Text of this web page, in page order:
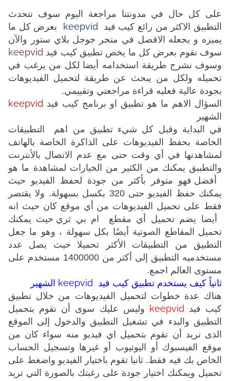
على كل حال في مدونتنا مراجعة اليوم سوف نتحدث
التطبيق الاكثر من رائع كيب فيد
keepvid
بعرض كل ما
يميزه و يجعله الافضل في متجر جوجل بلاي ستور والآن
سوف نقوم بعرض كل ما يخص تطبيق كيب فيد keepvid
وسوف نشرح طريقة استخدامه أيضا لكل من يرغب في
تحميله ولكل من يبحث عن طريقة لتحميل الفيديوهات
بجودة عالية فعليه قراءة مراجعتي وتقييمي.
السؤال الاهم ما هو تطبيق او برنامج كيب فيد keepvid
الشهير
في البداية وقبل كل شيء تطبيق من اهم
التطبيقات
الخاصة بحفظ الفيديوهات على الذاكرة الخاصة بالهاتف
لمشاهدتها في أي وقت حتى مع عدم الاتصال بالأنترنت
والتطبيق يمكنك من الكثير من الخيارات لمشاهدة ما هو
أفضل فهو متوفر بأكثر من جودة لحفظ الفيديو حيث
يمكنك حفظ الفيديو حتى 320 بكسل بسهولة.
ولا يقتصر
فقط على تحميل الفيديوهات من أي موقع كان حيث انه
أيضا يضم تحميل أي مقطع
ام بي ثري حيث يمكنك
تحميل المقاطع الصوتية أيضًا بكل سهولة ، وهو ما جعل
التطبيق من التطبيقات الأكثر تحميلا حيث يصل عدد
مستخدميه التطبيق إلى أكثر من 1400000 مستخدم على
مستوى العالم اجمع.
ثانياً كيف يستخدم تطبيق كيب فيد
keepvid الشهير
هناك عدة خطوات لتحميل الفيديوهات من خلال تطبيق
كيب فيدkeepvid وليس عليك سوى أن تقوم بتحميل
التطبيق والبدء في تشغيل التطبيق والدخول إلى الموقع
الذى تريد أن تقوم بتحميل اي فيديو منه سواء كان من
موقع الفيسبوك أو اليوتيوب أو غيرها وتسجيل الحساب
الخاص بك فيه فقط. ثانيا تقوم باختيار الفيديو واضغط على
تحميل ويمكنك اختيار جودة على رغبتك بالصورة التي تريد